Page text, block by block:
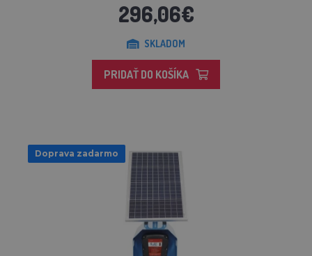
296,06€
SKLADOM
PRIDAŤ DO KOŠÍKA
Doprava zadarmo